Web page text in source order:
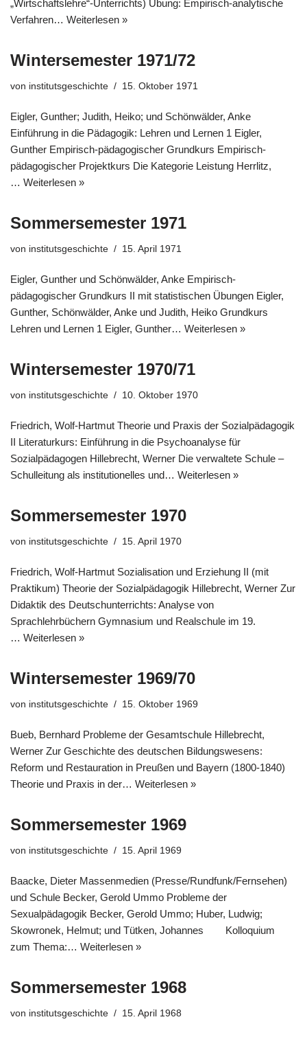
„Wirtschaftslehre“-Unterrichts) Übung: Empirisch-analytische
Verfahren… Weiterlesen »
Wintersemester 1971/72
von institutsgeschichte 15. Oktober 1971
Eigler, Gunther; Judith, Heiko; und Schönwälder, Anke
Einführung in die Pädagogik: Lehren und Lernen 1 Eigler,
Gunther Empirisch-pädagogischer Grundkurs Empirisch-
pädagogischer Projektkurs Die Kategorie Leistung Herrlitz,
… Weiterlesen »
Sommersemester 1971
von institutsgeschichte 15. April 1971
Eigler, Gunther und Schönwälder, Anke Empirisch-
pädagogischer Grundkurs II mit statistischen Übungen Eigler,
Gunther, Schönwälder, Anke und Judith, Heiko Grundkurs
Lehren und Lernen 1 Eigler, Gunther… Weiterlesen »
Wintersemester 1970/71
von institutsgeschichte 10. Oktober 1970
Friedrich, Wolf-Hartmut Theorie und Praxis der Sozialpädagogik
II Literaturkurs: Einführung in die Psychoanalyse für
Sozialpädagogen Hillebrecht, Werner Die verwaltete Schule –
Schulleitung als institutionelles und… Weiterlesen »
Sommersemester 1970
von institutsgeschichte 15. April 1970
Friedrich, Wolf-Hartmut Sozialisation und Erziehung II (mit
Praktikum) Theorie der Sozialpädagogik Hillebrecht, Werner Zur
Didaktik des Deutschunterrichts: Analyse von
Sprachlehrbüchern Gymnasium und Realschule im 19.
… Weiterlesen »
Wintersemester 1969/70
von institutsgeschichte 15. Oktober 1969
Bueb, Bernhard Probleme der Gesamtschule Hillebrecht,
Werner Zur Geschichte des deutschen Bildungswesens:
Reform und Restauration in Preußen und Bayern (1800-1840)
Theorie und Praxis in der… Weiterlesen »
Sommersemester 1969
von institutsgeschichte 15. April 1969
Baacke, Dieter Massenmedien (Presse/Rundfunk/Fernsehen)
und Schule Becker, Gerold Ummo Probleme der
Sexualpädagogik Becker, Gerold Ummo; Huber, Ludwig;
Skowronek, Helmut; und Tütken, Johannes Kolloquium
zum Thema:… Weiterlesen »
Sommersemester 1968
von institutsgeschichte 15. April 1968